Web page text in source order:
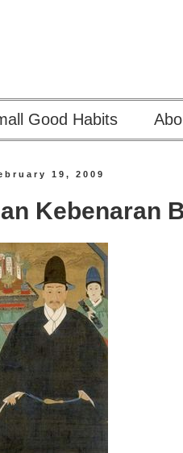
Good Habits
19, 2009
Kebenaran